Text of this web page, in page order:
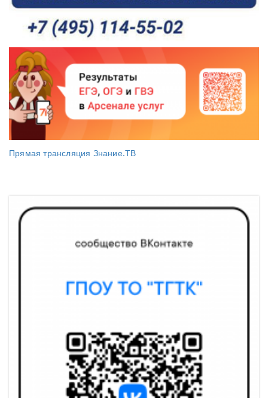
Прямая трансляция Знание.ТВ